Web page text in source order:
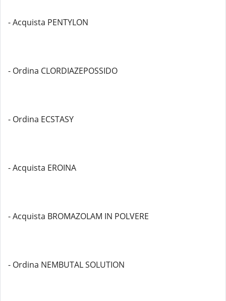
- Acquista PENTYLON
- Ordina CLORDIAZEPOSSIDO
- Ordina ECSTASY
- Acquista EROINA
- Acquista BROMAZOLAM IN POLVERE
- Ordina NEMBUTAL SOLUTION